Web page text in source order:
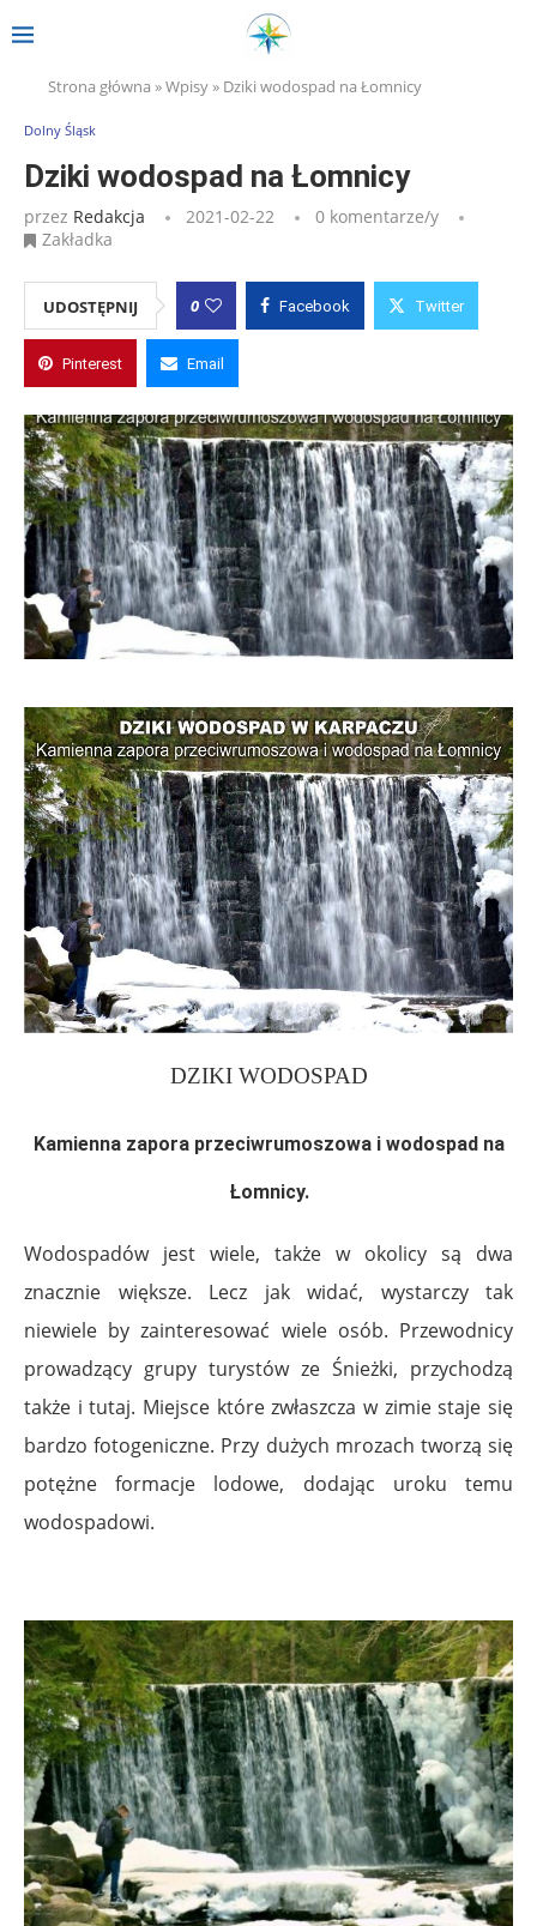
Strona główna »Wpisy» Dziki wodospad na Łomnicy
Dolny Śląsk
Dziki wodospad na Łomnicy
przez Redakcja 2021-02-22
0 komentarze/y
Zakładka
UDOSTĘPNIJ 0 Facebook Twitter
Pinterest Email
DZIKI WODOSPAD
Kamienna zapora przeciwrumoszowa i wodospad na
Łomnicy.
Wodospadów jest wiele, także w okolicy są dwa
znacznie większe. Lecz jak widać, wystarczy tak
niewiele by zainteresować wiele osób. Przewodnicy
prowadzący grupy turystów ze Śnieżki, przychodzą
także i tutaj. Miejsce które zwłaszcza w zimie staje się
bardzo fotogeniczne. Przy dużych mrozach tworzą się
potężne formacje lodowe, dodając uroku temu
wodospadowi.